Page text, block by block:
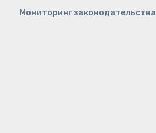
Мониторинг законодательства